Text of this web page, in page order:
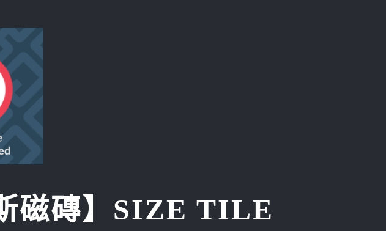
磁磚】SIZE TILE